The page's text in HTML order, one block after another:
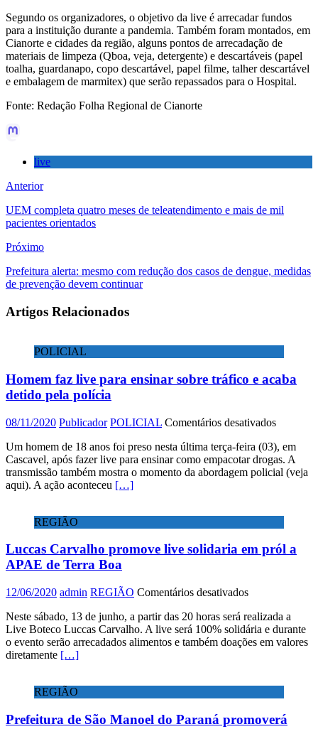
Segundo os organizadores, o objetivo da live é arrecadar fundos
para a instituição durante a pandemia. Também foram montados, em
Cianorte e cidades da região, alguns pontos de arrecadação de
materiais de limpeza (Qboa, veja, detergente) e descartáveis (papel
toalha, guardanapo, copo descartável, papel filme, talher descartável
e embalagem de marmitex) que serão repassados para o Hospital.
Fonte: Redação Folha Regional de Cianorte
live
Anterior
UEM completa quatro meses de teleatendimento e mais de mil
pacientes orientados
Próximo
Prefeitura alerta: mesmo com redução dos casos de dengue, medidas
de prevenção devem continuar
Artigos Relacionados
POLICIAL
Homem faz live para ensinar sobre tráfico e acaba
detido pela polícia
08/11/2020 Publicador POLICIAL Comentários desativadosem
faz
live
para
detido
Um homem de 18 anos foi preso nesta última terça-feira (03), em
Cascavel, após fazer live para ensinar como empacotar drogas. A
transmissão também mostra o momento da abordagem policial (veja
aqui). A ação aconteceu […]
REGIÃO
Luccas Carvalho promove live solidaria em pról a
APAE de Terra Boa
12/06/2020 admin REGIÃO Comentários desativadosem
Carvalho
promove
live
de
Neste sábado, 13 de junho, a partir das 20 horas será realizada a
Live Boteco Luccas Carvalho. A live será 100% solidária e durante
o evento serão arrecadados alimentos e também doações em valores
diretamente […]
REGIÃO
Prefeitura de São Manoel do Paraná promoverá